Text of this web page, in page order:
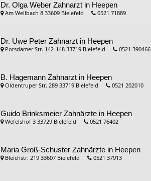
Dr. Olga Weber Zahnarzt in Heepen
Am Wellbach 8 33609 Bielefeld 0521 71889
Dr. Uwe Peter Zahnarzt in Heepen
Potsdamer Str. 142-148 33719 Bielefeld 0521 390466
B. Hagemann Zahnarzt in Heepen
Oldentruper Str. 289 33719 Bielefeld 0521 202010
Guido Brinksmeier Zahnärzte in Heepen
Wefelshof 3 33729 Bielefeld 0521 76402
Maria Groß-Schuster Zahnärzte in Heepen
Bleichstr. 219 33607 Bielefeld 0521 37913